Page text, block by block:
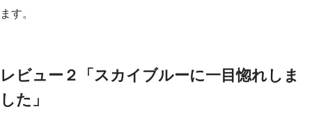
ます。
レビュー２「スカイブルーに一目惚れしま
した」